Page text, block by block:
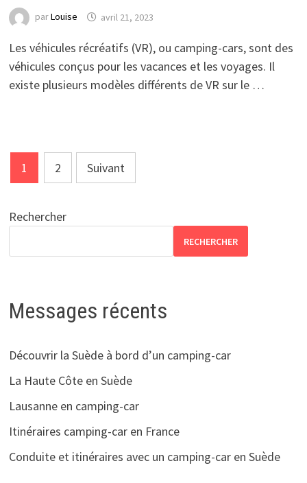
parLouise avril 21, 2023
Les véhicules récréatifs (VR), ou camping-cars, sont des
véhicules conçus pour les vacances et les voyages. Il
existe plusieurs modèles différents de VR sur le …
Pagination
des
publications
1 2 Suivant
Rechercher
RECHERCHER
Messages récents
Découvrir la Suède à bord d’un camping-car
La Haute Côte en Suède
Lausanne en camping-car
Itinéraires camping-car en France
Conduite et itinéraires avec un camping-car en Suède